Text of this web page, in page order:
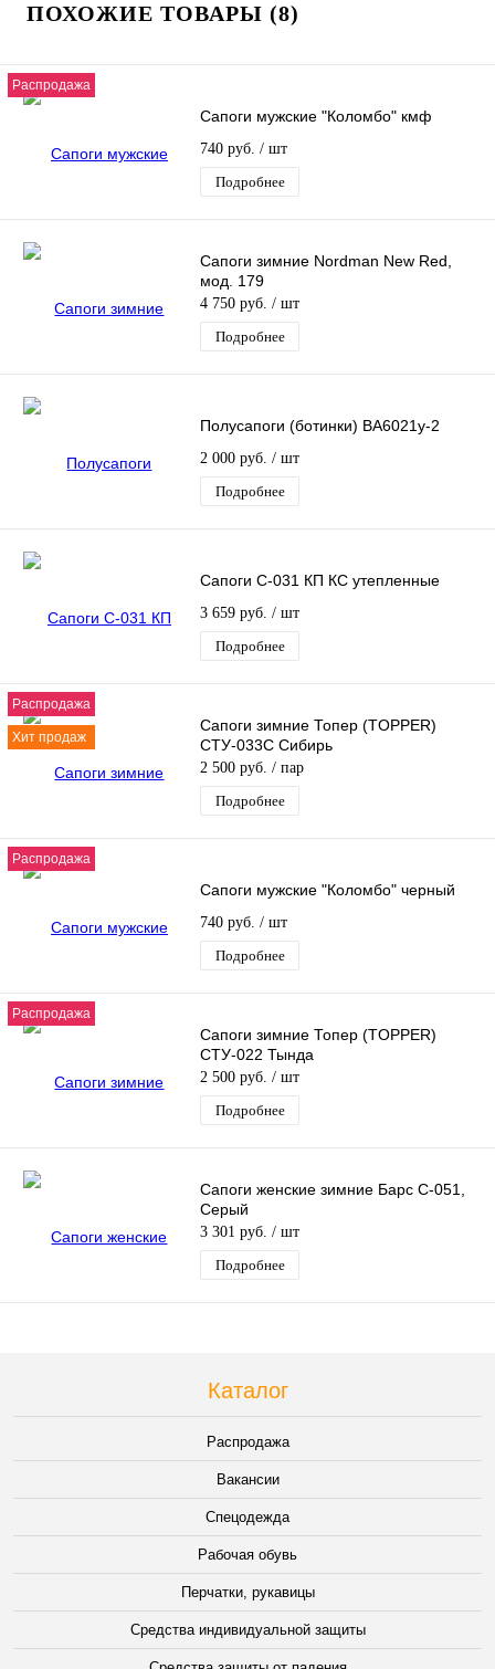
ПОХОЖИЕ ТОВАРЫ (8)
Распродажа
Сапоги мужские "Коломбо" кмф
740 руб. / шт
Подробнее
Сапоги зимние Nordman New Red,
мод. 179
4 750 руб. / шт
Подробнее
Полусапоги (ботинки) ВА6021у-2
2 000 руб. / шт
Подробнее
Сапоги С-031 КП КС утепленные
3 659 руб. / шт
Подробнее
Распродажа
Хит продаж
Сапоги зимние Топер (TOPPER)
СТУ-033С Сибирь
2 500 руб. / пар
Подробнее
Распродажа
Сапоги мужские "Коломбо" черный
740 руб. / шт
Подробнее
Распродажа
Сапоги зимние Топер (TOPPER)
СТУ-022 Тында
2 500 руб. / шт
Подробнее
Сапоги женские зимние Барс С-051,
Серый
3 301 руб. / шт
Подробнее
Каталог
Распродажа
Вакансии
Спецодежда
Рабочая обувь
Перчатки, рукавицы
Средства индивидуальной защиты